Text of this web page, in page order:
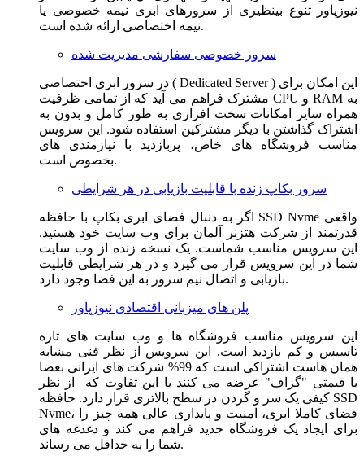
نیوزپاور تنوع بینظیری از سرورهای ابری نیمه خصوصی یا
نیمه اختصاصی ارائه شده است.
سرور خصوصی سفارشی مدیریت شده
در سرور ابری اختصاصی ( Dedicated Server ) این امکان برای
مشترک فراهم می آید که از تمامی ظرفیت CPU و RAM به
همراه سایر امکانات سخت افزاری به طور کامل و بدون به
اشتراک گذاشتن با دیگر مشترکین استفاده شود. این سرویس
مناسب فروشگاه های خاص، پربازدید با نیازمندی های
بخصوص است.
سرور بکاپ زنده با قابلیت بازیابی در هر شرایطی
اگر به دنبال فضای ابری بکاپ با حافظه SSD Nvme واقعی
قدرتمند از شرکت هتزنر آلمان برای وب سایت خود هستید.
این سرویس مناسب شماست. یک نسخه زنده از وب سایت
شما در این سرویس قرار می گیرد و در هر شرایطی قابلیت
بازیابی و اتصال نیم سرور به این فضا وجود دارد.
پلن های میزبانی اقتصادی نیوزپاور
این سرویس مناسب فروشگاه ها و وب سایت های تازه
تاسیس و کم بازدید است. این سرویس از نظر فنی مشابه
همان هاست اشتراکی است که 99% شرکت های ایرانی بعضا
با قیمتی "گزاف" عرضه می کنند با این تفاوت که از نظر
کیفی یک سر و گردن در سطح بالاتری قرار دارد. حافظه SSD
Nvme، فضای کاملا ابری، امنیت و پایداری عالی همه چیز را
برای ایجاد یک فروشگاه جدید فراهم می کند و دغدغه های
شما را به حداقل می رساند.